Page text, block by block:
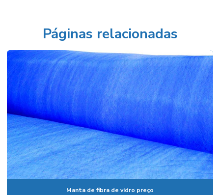
Filtro multibolsa
Filtro plano descartável
Filtro plano encartonado
Filtro plissado
Filtro tipo manga
Manta de carvão ativado
Manta de fibra de vidro
Manta de fibra de vidro preço
Manta filtrante
Manta para filtro de ar
Manta para filtro de ar condicionado
Manta sintética poliéster
Manta de teto com densidade progressiva
Páginas relacionadas
Manta de fibra de vidro preço